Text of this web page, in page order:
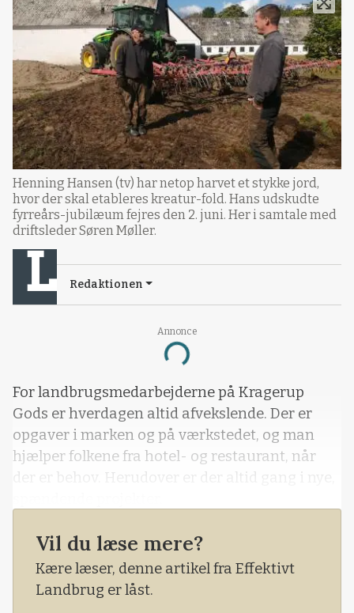
Annonce
Loading...
Henning Hansen (tv) har netop harvet et stykke jord,
hvor der skal etableres kreatur-fold. Hans udskudte
fyrreårs-jubilæum fejres den 2. juni. Her i samtale med
driftsleder Søren Møller.
Redaktionen
For landbrugsmedarbejderne på Kragerup
Gods er hverdagen altid afvekslende. Der er
opgaver i marken og på værkstedet, og man
hjælper folkene fra hotel- og restaurant, når
der er behov. Herudover er der altid gang i nye,
- Vi har lige fået de her poser hjem, fortæller
Olav Ditlevsen.
- Det er sådan et lille eksperiment, lidt for sjov,
Vil du læse mere?
Kære læser, denne artikel fra Effektivt
Landbrug er låst.